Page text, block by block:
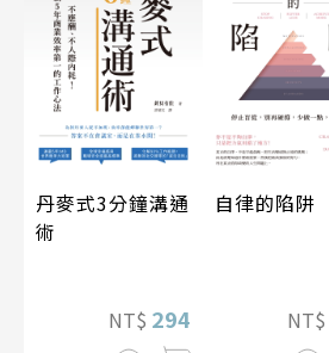
丹麥式3分鐘溝通
術
NT$ 294
自律的陷阱
NT$